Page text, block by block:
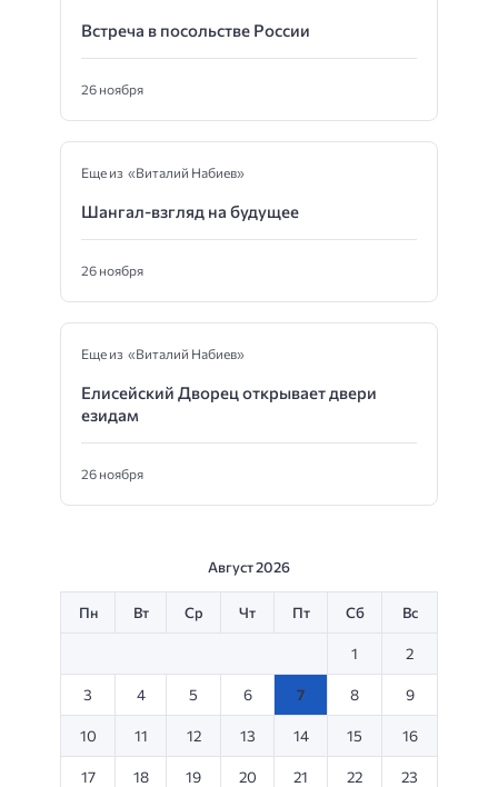
Встреча в посольстве России
26 ноября
Еще из «Виталий Набиев»
Шангал-взгляд на будущее
26 ноября
Еще из «Виталий Набиев»
Елисейский Дворец открывает двери
езидам
26 ноября
Август 2026
Пн Вт Ср Чт Пт Сб Вс
1 2
3 4 5 6 7 8 9
10 11 12 13 14 15 16
17 18 19 20 21 22 23